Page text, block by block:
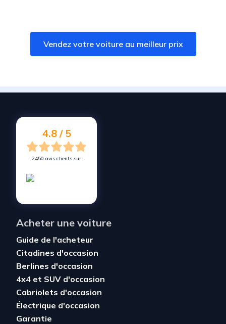
Vendez votre voiture àThourotte
Vendez votre voiture àMargny-lès-Compiègne
Vendez votre voiture à
Vendez votre voiture au meilleur prix
4.8 / 5
2450 avis clients sur
Acheter une voiture
Guide de l'acheteur
Citadines d'occasion
Berlines d'occasion
4x4 et SUV d'occasion
Cabriolets d'occasion
Électrique d'occasion
Garantie